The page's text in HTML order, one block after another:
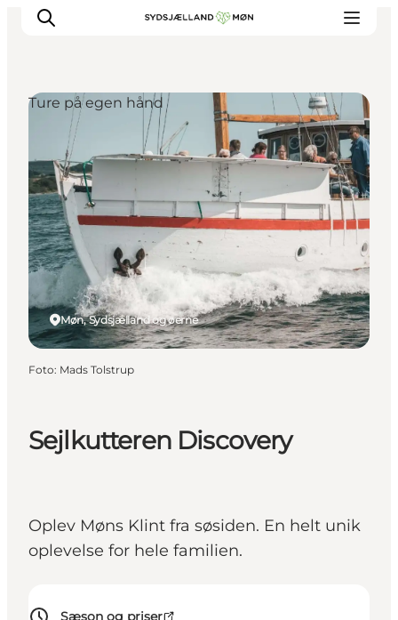
Oplev
Byer og steder
Events
Spis
Overnat
Planlæg din tur
Sejlkutteren Discovery
Oplev Møns Klint fra søsiden. En helt unik
oplevelse for hele familien.
Møn, Sydsjælland og øerne
Ture på egen hånd
Foto: Mads Tolstrup